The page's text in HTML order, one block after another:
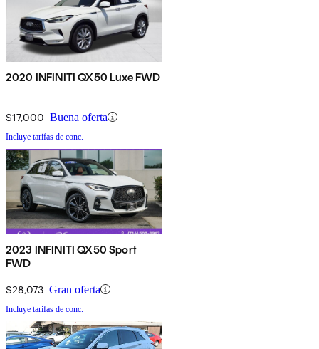
2020 INFINITI QX50 Luxe FWD
$17,000 Buena oferta
Incluye tarifas de conc.
2023 INFINITI QX50 Sport
FWD
$28,073 Gran oferta
Incluye tarifas de conc.